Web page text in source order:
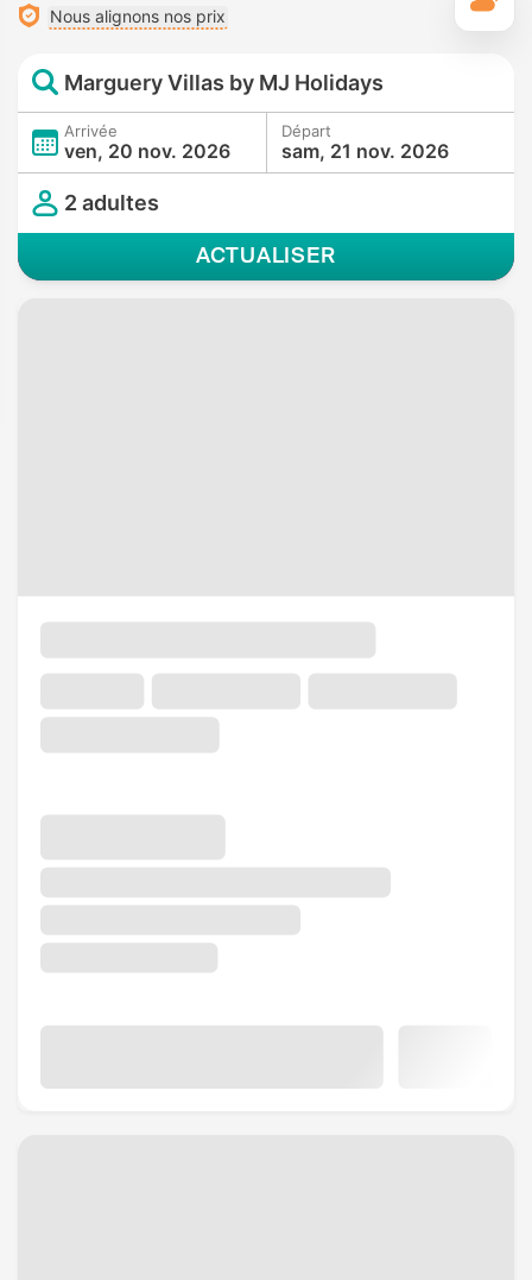
Nous alignons nos prix
Marguery Villas by MJ Holidays
Arrivée
ven, 20 nov. 2026
Départ
sam, 21 nov. 2026
2 adultes
ACTUALISER